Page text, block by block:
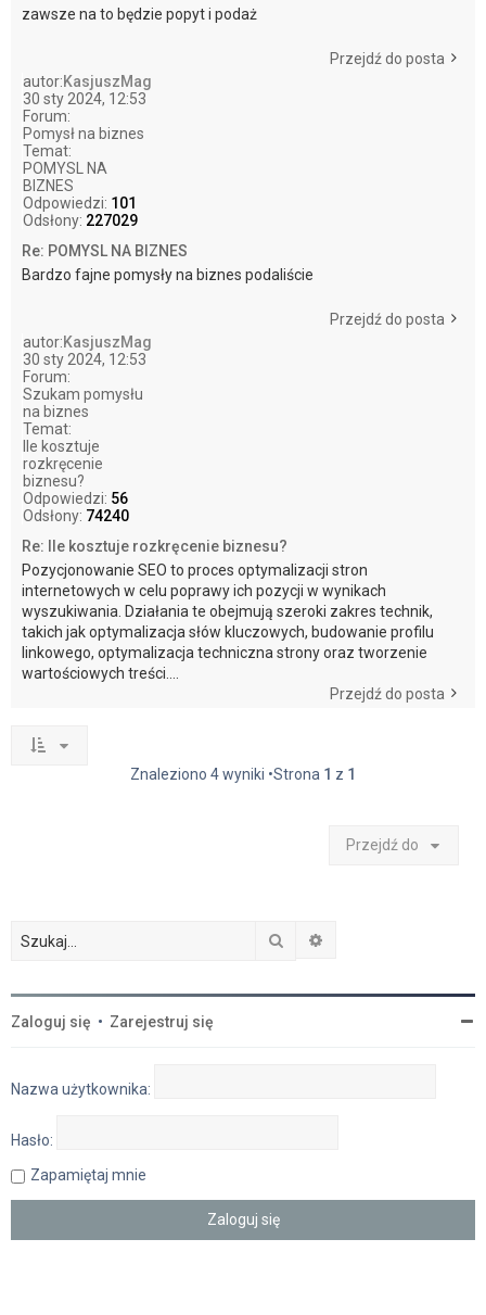
zawsze na to będzie popyt i podaż
Przejdź do posta
autor:KasjuszMag
30 sty 2024, 12:53
Forum:
Pomysł na biznes
Temat:
POMYSL NA
BIZNES
Odpowiedzi: 101
Odsłony: 227029
Re: POMYSL NA BIZNES
Bardzo fajne pomysły na biznes podaliście
Przejdź do posta
autor:KasjuszMag
30 sty 2024, 12:53
Forum:
Szukam pomysłu
na biznes
Temat:
Ile kosztuje
rozkręcenie
biznesu?
Odpowiedzi: 56
Odsłony: 74240
Re: Ile kosztuje rozkręcenie biznesu?
Pozycjonowanie SEO to proces optymalizacji stron
internetowych w celu poprawy ich pozycji w wynikach
wyszukiwania. Działania te obejmują szeroki zakres technik,
takich jak optymalizacja słów kluczowych, budowanie profilu
linkowego, optymalizacja techniczna strony oraz tworzenie
wartościowych treści....
Przejdź do posta
Znaleziono 4 wyniki •Strona 1 z 1
Przejdź do
Szukaj
Zaloguj się • Zarejestruj się
Nazwa użytkownika:
Hasło:
Zapamiętaj mnie